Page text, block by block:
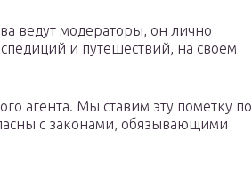
ведут модераторы, он лично
и путешествий, на своем
агента. Мы ставим эту пометку по
с законами, обязывающими